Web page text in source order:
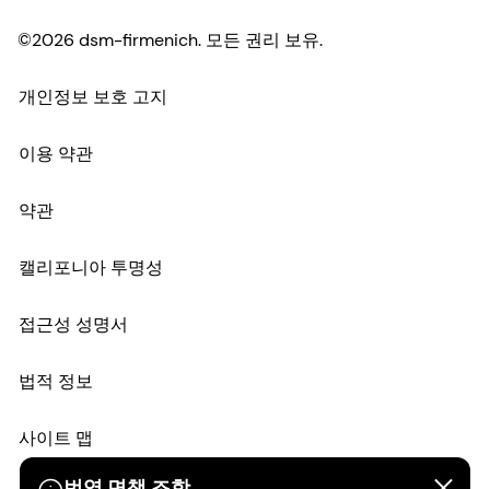
©2026 dsm-firmenich. 모든 권리 보유.
개인정보 보호 고지
이용 약관
약관
캘리포니아 투명성
접근성 성명서
법적 정보
사이트 맵